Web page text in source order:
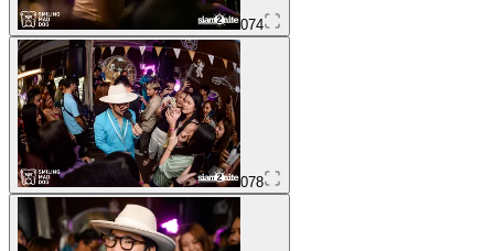
074
078